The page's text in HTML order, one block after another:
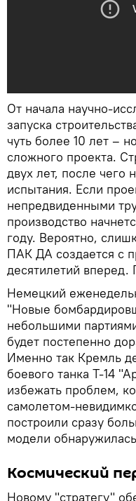
От начала научно-
запуска
чуть более 10 лет –
сложного проекта.
двух лет, после чего
испытания. Если
непредвиденными
производство
году. Вероятно,
ПАК ДА создается с
десятилетий вперед.
Немецкий
"Новые
небольшими
будет постепенно
Именно так Кремль
боевого танка Т-14
избежать проблем,
самолетом-
построили сразу
модели
Космический
Новому "стратегу"